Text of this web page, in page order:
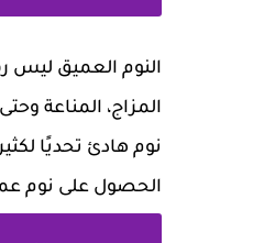
النوم العميق ليس
المزاج، المناعة
نوم هادئ تحديًا
الحصول على نوم